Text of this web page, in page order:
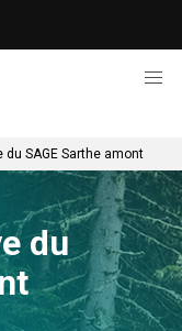
SAGE Sarthe amont
du